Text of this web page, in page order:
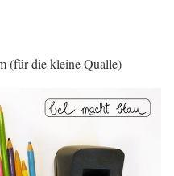
(für die kleine Qualle)